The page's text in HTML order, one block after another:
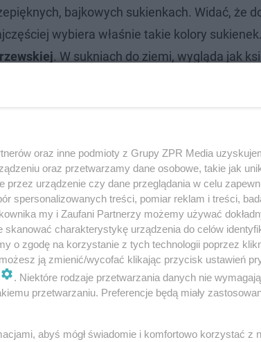
bajkowych sukienkach. Widać, że
wybiera właśnie takie kolory
. W sukniach do ziemi, wygląda jak
oraz inne podmioty z Grupy ZPR Media
oraz przetwarzamy dane osobowe, takie jak
przez urządzenie czy dane przeglądania w celu
spersonalizowanych treści, pomiar reklam i treści,
my i Zaufani Partnerzy możemy używać
charakterystykę urządzenia do celów
o zgodę na korzystanie z tych technologii poprzez
ją zmienić/wycofać klikając przycisk ustawień
. Niektóre rodzaje przetwarzania danych nie
przetwarzaniu. Preferencje będą miały
abyś mógł świadomie i komfortowo korzystać z